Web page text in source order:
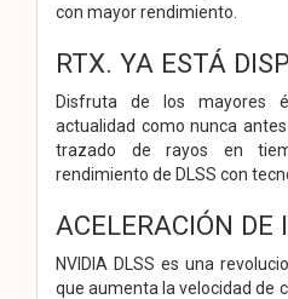
con mayor rendimiento.
RTX. YA ESTÁ
Disfruta de los mayores
actualidad como nunca
trazado de rayos en
rendimiento de DLSS con
ACELERACIÓN DE
NVIDIA DLSS es una
que aumenta la velocidad de